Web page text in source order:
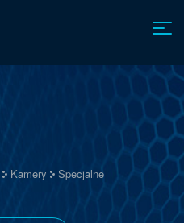
Kamery Specjalne